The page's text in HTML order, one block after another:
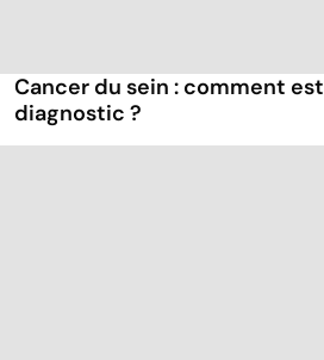
Cancer du sein : comment
diagnostic ?